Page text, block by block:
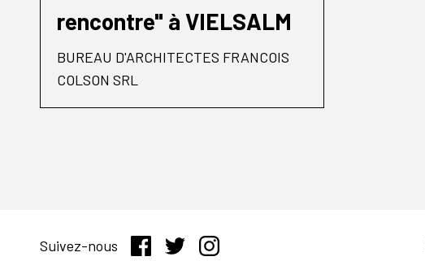
rencontre" à VIELSALM
BUREAU D'ARCHITECTES FRANCOIS
COLSON SRL
Suivez-nous